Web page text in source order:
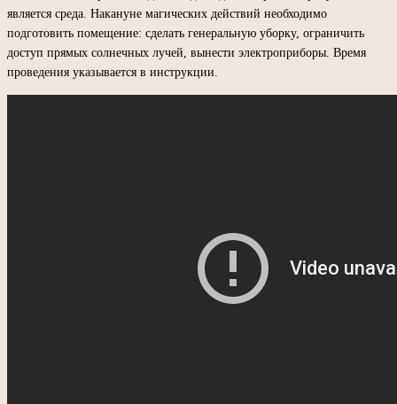
является среда. Накануне магических действий необходимо
подготовить помещение: сделать генеральную уборку, ограничить
доступ прямых солнечных лучей, вынести электроприборы. Время
проведения указывается в инструкции.